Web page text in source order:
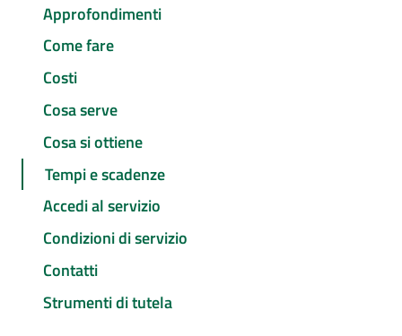
Approfondimenti
Come fare
Costi
Cosa serve
Cosa si ottiene
Tempi e scadenze
Accedi al servizio
Condizioni di servizio
Contatti
Strumenti di tutela